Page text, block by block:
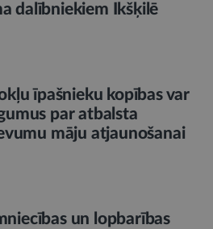
dalībniekiem Ikšķilē
īpašnieku kopības var
par atbalsta
māju atjaunošanai
un lopbarības